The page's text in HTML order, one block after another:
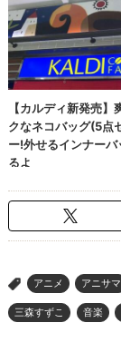
> アニメ アニサマ
三森すずこ 音楽